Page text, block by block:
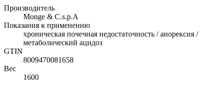
Производитель
Monge & C.s.p.A
Показания к применению
хроническая почечная недостаточность / анорексия /
метаболический ацидоз
GTIN
8009470081658
Вес
1600